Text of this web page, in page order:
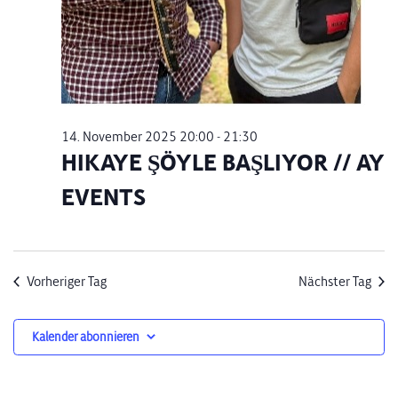
HIKAYE ŞÖYLE BAŞLIYOR // AY
EVENTS
14. November 2025 20:00 - 21:30
Vorheriger Tag Nächster Tag
Kalender abonnieren